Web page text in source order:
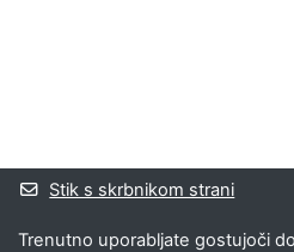
Stik s skrbnikom strani
Trenutno uporabljate gostujoči